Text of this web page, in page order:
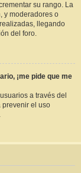
su rango. La
y moderadores o
llegando
del foro.
¡me pide que me
a través del
prevenir el uso